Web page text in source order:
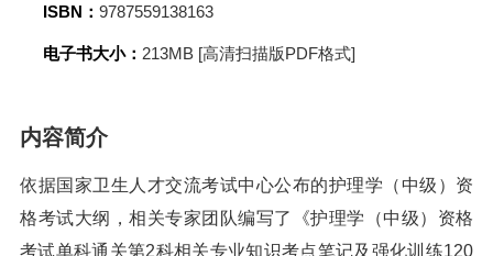
ISBN： 9787559138163
电子书大小： 213MB [高清扫描版PDF格式]
内容简介
依据国家卫生人才交流考试中心公布的护理学（中级）资
格考试大纲，相关专家团队编写了《护理学（中级）资格
考试单科通关第2科相关专业知识考点笔记及强化训练120